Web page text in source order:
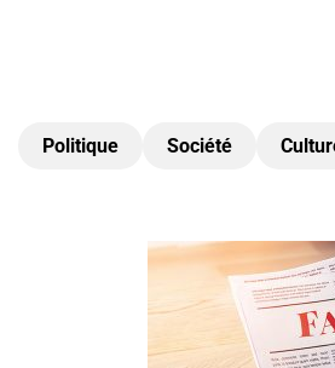
Politique Société